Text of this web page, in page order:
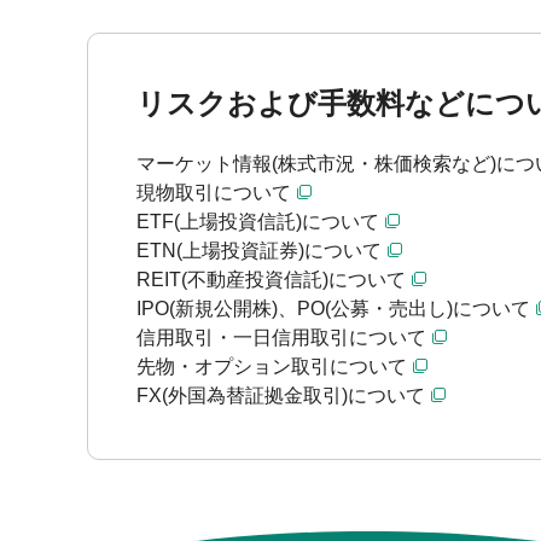
リスクおよび手数料などにつ
マーケット情報(株式市況・株価検索など)につ
現物取引について
ETF(上場投資信託)について
ETN(上場投資証券)について
REIT(不動産投資信託)について
IPO(新規公開株)、PO(公募・売出し)について
信用取引・一日信用取引について
先物・オプション取引について
FX(外国為替証拠金取引)について